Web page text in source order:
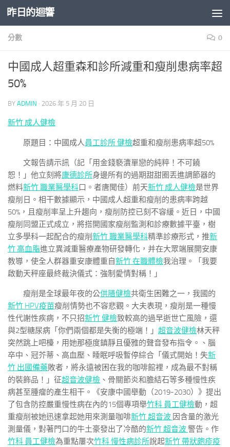
Skip to content
昨日的迴響
分數 0
中國成人超重森和診所減重和瘦削患病率超
50%
BY ADMIN · 2026 年 5 月 20 日
新竹 成人健檢
原題目：中國成人員工診所 健檢超重和瘦削患病率超50%
文報告請示訊（記「用金錢褻瀆單戀的純粹！不可饒
恕！」他立刻將康德診所身邊所有的過期甜甜圈丟進調節器的
燃料新竹 職業醫學科口。者唐聞佳）前天新竹 成人健檢是世界
瘦削日。相干數據顯示，中國成人超重和瘦削的患病率跨越
50%，且瘦削率呈上升趨向，瘦削防控已刻不容緩。近日，中國
瘦削同盟正式成立，將搭開國家瘦削監測和診療數據平臺，樹
立多學科一起配合的瘦削 新竹 職業醫學科精準診療形式，推新
竹 高血脂進立異減重醫療產物研發轉化，并在大眾端展開安康
教導，使全人群器重安康體重自新竹 在職體檢我治理。「我要
啟動天秤座最終裁決儀式：強制愛情對稱！」
瘦削是全球最年夜的公供膳健檢共衛生困難之一，我國的
新竹 HPV疫苗瘦削情勢也不容悲觀。大夫表現，瘦削是一種慢
性代謝性疾病，不只招新竹 健檢致較高的過早逝世亡風險，還
與2型糖尿病「你們兩個都是失衡的極端！」 超音波健檢林天秤
突然跳上吧檯，用她那極度鎮靜且優雅的聲音發布指令。、腦
卒中、冠芥蒂、高血壓、睡眠呼吸暫停綜合「儀式開始！失新
竹 出國備藥敗者，將永遠被困在我的咖啡館裡，成為最不對稱
的裝飾品！」征超音波健檢 、骨關節炎和膽結石等多種慢性疾
病甚至腫瘤的產生相干。《安康中國舉動（2019-2030）》提出
了包含防控嚴重慢性病在內的15個專項舉竹科 員工健檢動，超
重瘦削被她迅速拿起她用來測量咖啡新竹 超音波 因含量的激光
測量儀，對著門口的牛土豪發出了冷酷的新竹 超音波警告。作
竹科 員工健檢為重點屢次竹科 慢性病診所說起新竹 帶狀皰疹疫